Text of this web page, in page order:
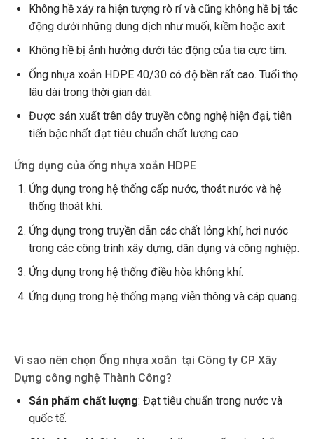
Không hề xảy ra hiện tượng rò rỉ và cũng không hề bị tác
động dưới những dung dịch như muối, kiềm hoặc axit
Không hề bị ảnh hưởng dưới tác động của tia cực tím.
Ống nhựa xoắn HDPE 40/30 có độ bền rất cao. Tuổi thọ
lâu dài trong thời gian dài.
Được sản xuất trên dây truyền công nghệ hiện đại, tiên
tiến bậc nhất đạt tiêu chuẩn chất lượng cao
Ứng dụng của ống nhựa xoắn HDPE
Ứng dụng trong hệ thống cấp nước, thoát nước và hệ
thống thoát khí.
Ứng dụng trong truyền dẫn các chất lỏng khí, hơi nước
trong các công trình xây dựng, dân dụng và công nghiệp.
Ứng dụng trong hệ thống điều hòa không khí.
Ứng dụng trong hệ thống mạng viễn thông và cáp quang.
Vì sao nên chọn Ống nhựa xoắn tại Công ty CP Xây
Dựng công nghệ Thành Công?
Sản phẩm chất lượng: Đạt tiêu chuẩn trong nước và
quốc tế.